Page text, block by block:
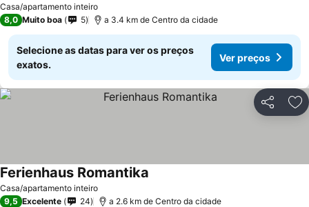
Casa/apartamento inteiro
8,0 Muito boa 5 a 3.4 km de Centro da cidade
Selecione as datas para ver os preços
exatos.
Ver preços
Partilhar
Casa/apartamento inteiro
Ferienhaus Romantika
9,5 Excelente 24 a 2.6 km de Centro da cidade